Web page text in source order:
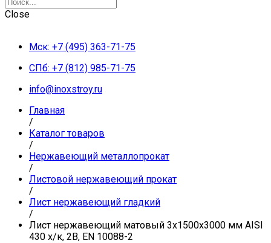
Close
Мск: +7 (495) 363-71-75
СПб: +7 (812) 985-71-75
info@inoxstroy.ru
Главная
/
Каталог товаров
/
Нержавеющий металлопрокат
/
Листовой нержавеющий прокат
/
Лист нержавеющий гладкий
/
Лист нержавеющий матовый 3х1500х3000 мм AISI
430 х/к, 2B, EN 10088-2